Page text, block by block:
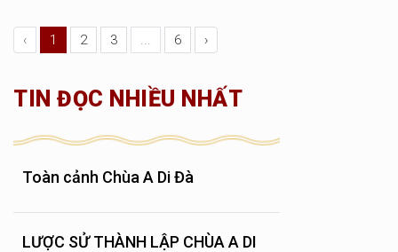
‹ 1 2 3 ... 6 ›
TIN ĐỌC NHIỀU NHẤT
Toàn cảnh Chùa A Di Đà
LƯỢC SỬ THÀNH LẬP CHÙA A DI